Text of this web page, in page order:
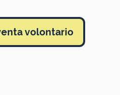
volontario